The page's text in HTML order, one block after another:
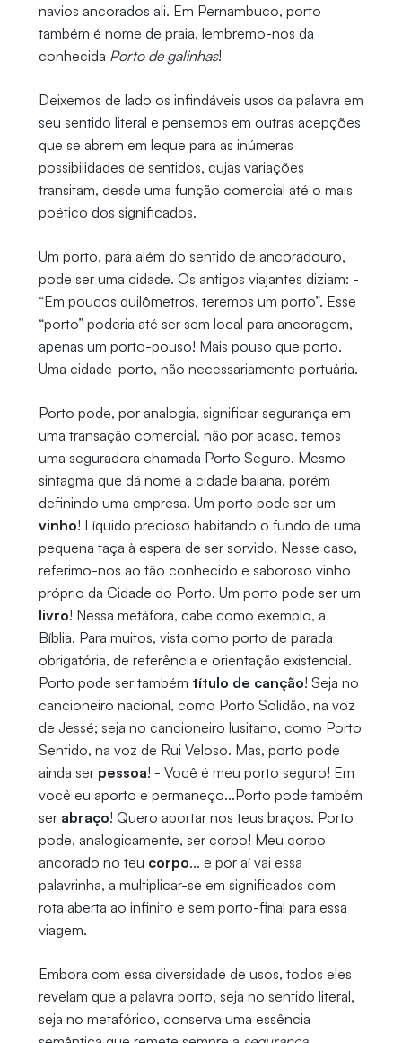
navios ancorados ali. Em Pernambuco, porto
também é nome de praia, lembremo-nos da
conhecida Porto de galinhas!
Deixemos de lado os infindáveis usos da palavra em
seu sentido literal e pensemos em outras acepções
que se abrem em leque para as inúmeras
possibilidades de sentidos, cujas variações
transitam, desde uma função comercial até o mais
poético dos significados.
Um porto, para além do sentido de ancoradouro,
pode ser uma cidade. Os antigos viajantes diziam: -
“Em poucos quilômetros, teremos um porto”. Esse
“porto” poderia até ser sem local para ancoragem,
apenas um porto-pouso! Mais pouso que porto.
Uma cidade-porto, não necessariamente portuária.
Porto pode, por analogia, significar segurança em
uma transação comercial, não por acaso, temos
uma seguradora chamada Porto Seguro. Mesmo
sintagma que dá nome à cidade baiana, porém
definindo uma empresa. Um porto pode ser um
vinho! Líquido precioso habitando o fundo de uma
pequena taça à espera de ser sorvido. Nesse caso,
referimo-nos ao tão conhecido e saboroso vinho
próprio da Cidade do Porto. Um porto pode ser um
livro! Nessa metáfora, cabe como exemplo, a
Bíblia. Para muitos, vista como porto de parada
obrigatória, de referência e orientação existencial.
Porto pode ser também título de canção! Seja no
cancioneiro nacional, como Porto Solidão, na voz
de Jessé; seja no cancioneiro lusitano, como Porto
Sentido, na voz de Rui Veloso. Mas, porto pode
ainda ser pessoa! - Você é meu porto seguro! Em
você eu aporto e permaneço...Porto pode também
ser abraço! Quero aportar nos teus braços. Porto
pode, analogicamente, ser corpo! Meu corpo
ancorado no teu corpo... e por aí vai essa
palavrinha, a multiplicar-se em significados com
rota aberta ao infinito e sem porto-final para essa
viagem.
Embora com essa diversidade de usos, todos eles
revelam que a palavra porto, seja no sentido literal,
seja no metafórico, conserva uma essência